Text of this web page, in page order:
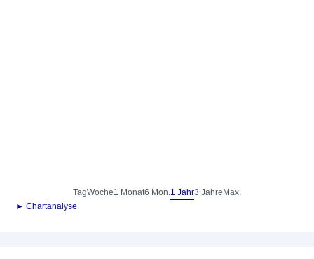
TagWoche1 Monat6 Mon.1 Jahr3 Jahre Max.
► Chartanalyse